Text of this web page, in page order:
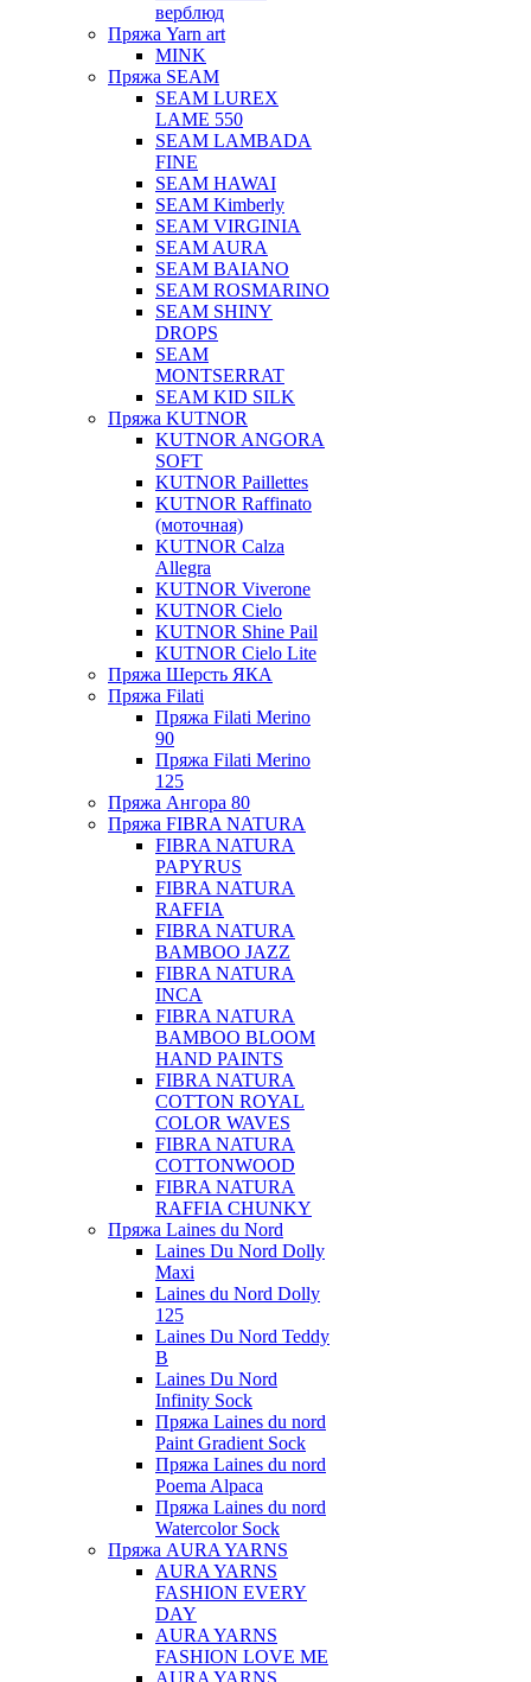
верблюд
Пряжа Yarn art
MINK
Пряжа SEAM
SEAM LUREX
LAME 550
SEAM LAMBADA
FINE
SEAM HAWAI
SEAM Kimberly
SEAM VIRGINIA
SEAM AURA
SEAM BAIANO
SEAM ROSMARINO
SEAM SHINY
DROPS
SEAM
MONTSERRAT
SEAM KID SILK
Пряжа KUTNOR
KUTNOR ANGORA
SOFT
KUTNOR Paillettes
KUTNOR Raffinato
(моточная)
KUTNOR Calza
Allegra
KUTNOR Viverone
KUTNOR Cielo
KUTNOR Shine Pail
KUTNOR Cielo Lite
Пряжа Шерсть ЯКА
Пряжа Filati
Пряжа Filati Merino
90
Пряжа Filati Merino
125
Пряжа Ангора 80
Пряжа FIBRA NATURA
FIBRA NATURA
PAPYRUS
FIBRA NATURA
RAFFIA
FIBRA NATURA
BAMBOO JAZZ
FIBRA NATURA
INCA
FIBRA NATURA
BAMBOO BLOOM
HAND PAINTS
FIBRA NATURA
COTTON ROYAL
COLOR WAVES
FIBRA NATURA
COTTONWOOD
FIBRA NATURA
RAFFIA CHUNKY
Пряжа Laines du Nord
Laines Du Nord Dolly
Maxi
Laines du Nord Dolly
125
Laines Du Nord Teddy
B
Laines Du Nord
Infinity Sock
Пряжа Laines du nord
Paint Gradient Sock
Пряжа Laines du nord
Poema Alpaca
Пряжа Laines du nord
Watercolor Sock
Пряжа AURA YARNS
AURA YARNS
FASHION EVERY
DAY
AURA YARNS
FASHION LOVE ME
AURA YARNS